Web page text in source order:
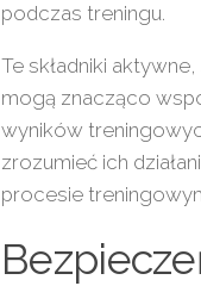
podczas treningu.
Te składniki
mogą znacząco
wyników
zrozumieć ich
procesie